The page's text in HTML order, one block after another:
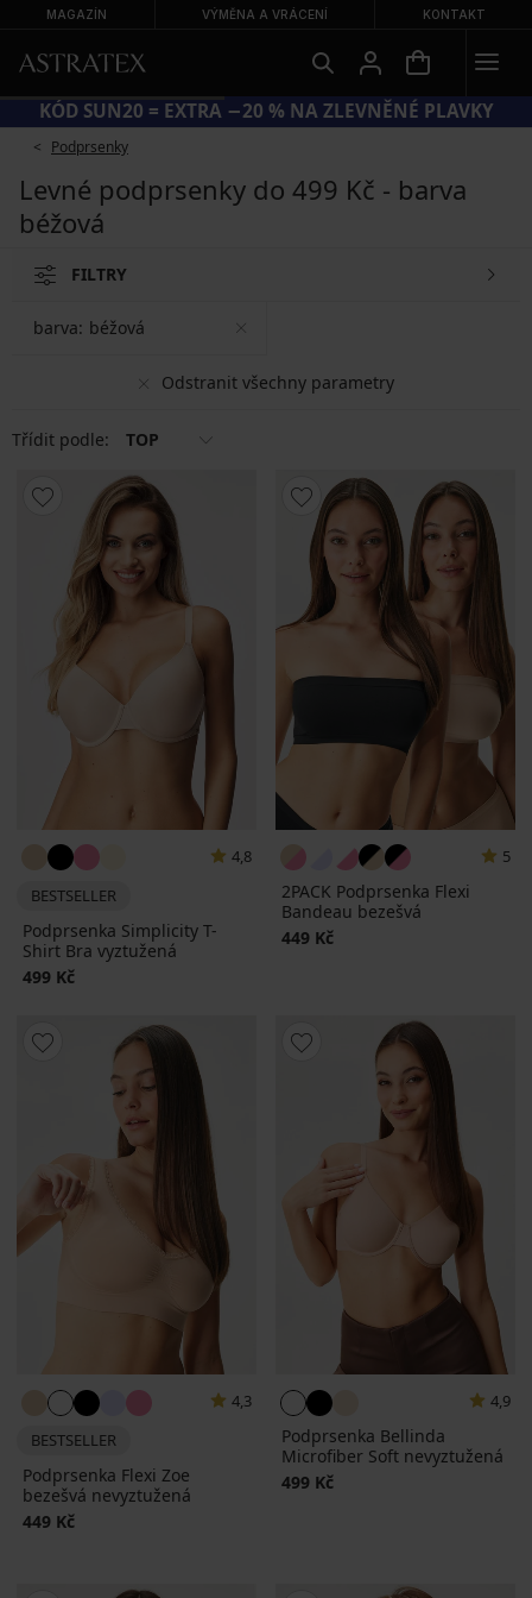
MAGAZÍN VÝMĚNA A VRÁCENÍ KONTAKT
KÓD SUN20 = EXTRA −20 % NA ZLEVNĚNÉ PLAVKY
Podprsenky
Levné podprsenky do 499 Kč - barva
béžová
FILTRY
Odstranit všechny parametry
barva: béžová
Třídit podle: TOP
4,8
BESTSELLER
Podprsenka Simplicity T-
Shirt Bra vyztužená
499 Kč
5
2PACK Podprsenka Flexi
Bandeau bezešvá
449 Kč
4,3
BESTSELLER
Podprsenka Flexi Zoe
bezešvá nevyztužená
449 Kč
4,9
Podprsenka Bellinda
Microfiber Soft nevyztužená
499 Kč